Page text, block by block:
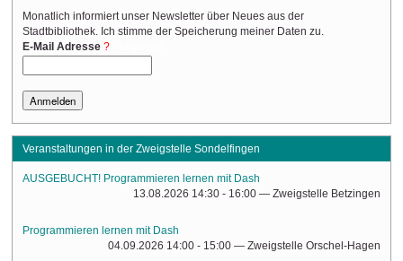
Monatlich informiert unser Newsletter über Neues aus der
Stadtbibliothek. Ich stimme der Speicherung meiner Daten zu.
E-Mail Adresse
Veranstaltungen in der Zweigstelle Sondelfingen
AUSGEBUCHT! Programmieren lernen mit Dash
13.08.2026 14:30 - 16:00 — Zweigstelle Betzingen
Programmieren lernen mit Dash
04.09.2026 14:00 - 15:00 — Zweigstelle Orschel-Hagen